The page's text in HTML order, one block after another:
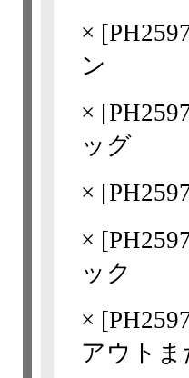
× [
ン
× [
ッグ
× [
× [
ック
× [
アウト